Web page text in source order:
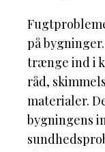
på
trænge ind i
råd,
materialer.
bygningens